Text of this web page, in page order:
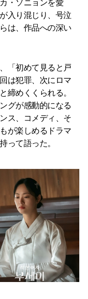
・ソニョンを愛
入り混じり、号泣
は、作品への深い
「初めて見ると戸
は犯罪、次にロマ
締めくくられる。
グが感動的になる
ス、コメディ、そ
が楽しめるドラマ
って語った。